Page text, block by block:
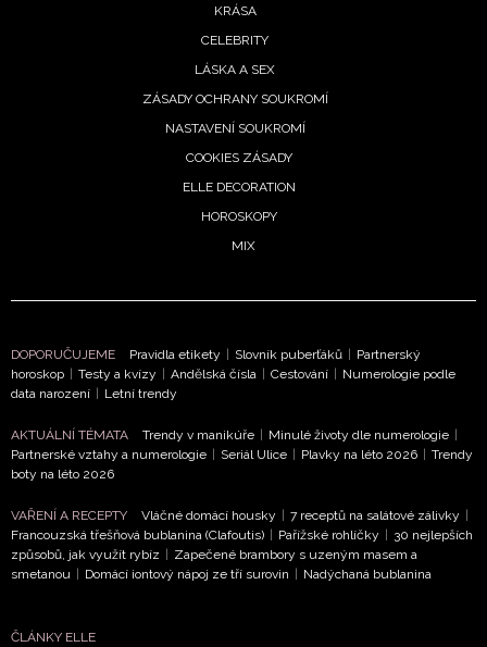
za
DALŠÍ
ČLÁNKY
K
KRÁSA
CELEBRITY
LÁSKA A SEX
ZÁSADY OCHRANY SOUKROMÍ
NASTAVENÍ SOUKROMÍ
COOKIES ZÁSADY
ELLE DECORATION
HOROSKOPY
MIX
DOPORUČUJEME Pravidla etikety Slovník puberťáků
Partnerský
horoskop
Testy a kvízy Andělská čísla Cestování
Numerologie podle
data narození
Letní trendy
AKTUÁLNÍ TÉMATA Trendy v manikúře Minulé životy dle numerologie
Partnerské vztahy a numerologie
Seriál Ulice Plavky na léto 2026
Trendy
boty na léto 2026
VAŘENÍ A RECEPTY Vláčné domácí housky 7 receptů na salátové zálivky
Francouzská třešňová bublanina (Clafoutis)
Pařížské rohlíčky
30 nejlepších
způsobů, jak využít rybíz
Zapečené brambory s uzeným masem a
smetanou
Domácí iontový nápoj ze tří surovin Nadýchaná bublanina
ČLÁNKY ELLE